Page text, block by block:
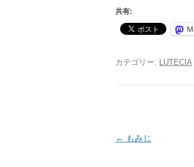
共有:
カテゴリー: LUTECIA
投
← もみじ